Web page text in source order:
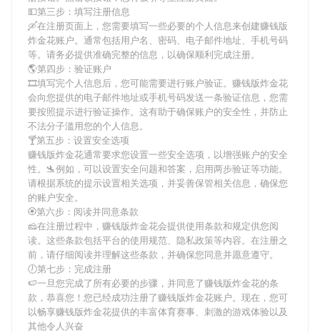
💵第三步：填写注册信息
🛶在注册页面上，您需要填写一些必要的个人信息来创建赚钱版
炸金花账户。通常包括用户名、密码、电子邮件地址、手机号码
等。请务必提供准确完整的信息，以确保顺利完成注册。
🌎第四步：验证账户
🎞填写完个人信息后，您可能需要进行账户验证。 赚钱版炸金花
会向您提供的电子邮件地址或手机号码发送一条验证信息，您需
要按照提示进行验证操作。这有助于确保账户的安全性，并防止
不法分子滥用您的个人信息。
🍸第五步：设置安全选项
赚钱版炸金花通常要求您设置一些安全选项，以增强账户的安全
性。🛬例如，可以设置安全问题和答案，启用两步验证等功能。
请根据系统的提示设置相关选项，并妥善保管相关信息，确保您
的账户安全。
🏵第六步：阅读并同意条款
🧀在注册过程中， 赚钱版炸金花会提供使用条款和规定供您阅
读。这些条款包括平台的使用规范、隐私政策等内容。在注册之
前，请仔细阅读并理解这些条款，并确保您同意并愿意遵守。
🕖第七步：完成注册
🍉一旦您完成了所有必要的步骤，并同意了赚钱版炸金花的条
款，恭喜您！您已经成功注册了赚钱版炸金花账户。现在，您可
以畅享赚钱版炸金花提供的丰富体育赛事、刺激的游戏体验以及
其他令人兴奋